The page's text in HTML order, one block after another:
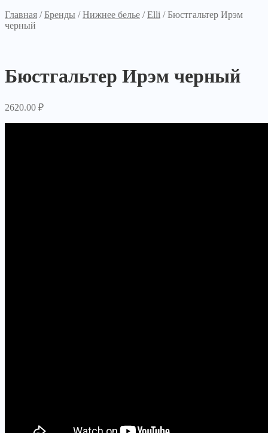
Главная /Бренды /Нижнее белье /Elli /Бюстгальтер Ирэм
черный
Бюстгальтер Ирэм черный
2620.00 ₽